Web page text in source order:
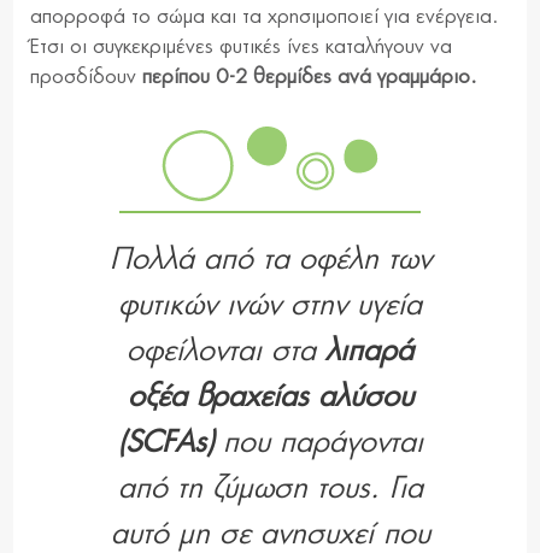
απορροφά το σώμα και τα χρησιμοποιεί για ενέργεια.
Έτσι οι συγκεκριμένες φυτικές ίνες καταλήγουν να
προσδίδουν περίπου 0-2 θερμίδες ανά γραμμάριο.
Πολλά από τα οφέλη των
φυτικών ινών στην υγεία
οφείλονται σταλιπαρά
οξέα βραχείας αλύσου
(SCFAs) που παράγονται
από τη ζύμωση τους. Για
αυτό μη σε ανησυχεί που